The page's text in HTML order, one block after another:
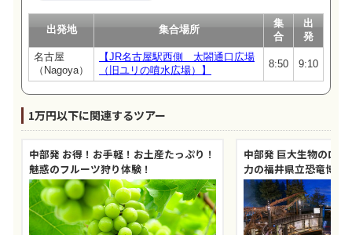
出発地 集合場所
集
合
出
発
名古屋
（Nagoya）
【JR名古屋駅西側 太閤通口広場
（旧ユリの噴水広場）】
8:50 9:10
1万円以下に関連するツアー
中部発 お得！お手軽！お土産たっぷり！
魅惑のフルーツ狩り体験！
中部発 巨大生物のロ
力の福井県立恐竜博物